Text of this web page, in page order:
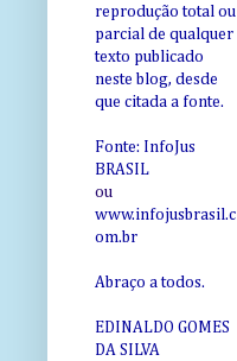
reprodução total ou
parcial de qualquer
texto publicado
neste blog, desde
que citada a fonte.
Fonte: InfoJus
BRASIL
ou
www.infojusbrasil.c
om.br
Abraço a todos.
EDINALDO GOMES
DA SILVA